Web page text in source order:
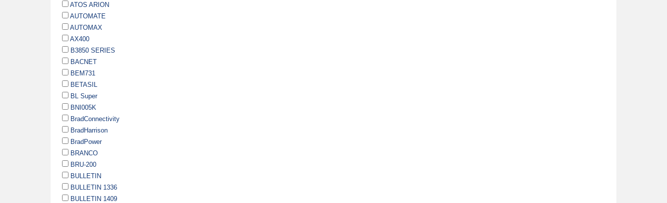
ATOS ARION
AUTOMATE
AUTOMAX
AX400
B3850 SERIES
BACNET
BEM731
BETASIL
BL Super
BNI005K
BradConnectivity
BradHarrison
BradPower
BRANCO
BRU-200
BULLETIN
BULLETIN 1336
BULLETIN 1409